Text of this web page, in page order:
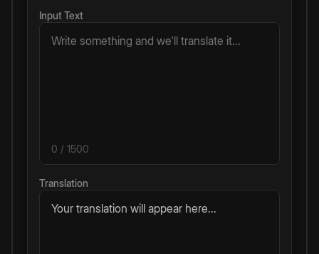
Input Text
0 / 1500
Translation
Your translation will appear here...